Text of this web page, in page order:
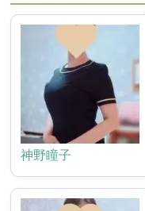
神野瞳子